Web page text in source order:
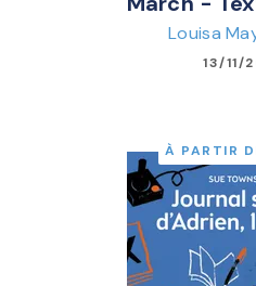
Louisa
13/11/
À PARTIR